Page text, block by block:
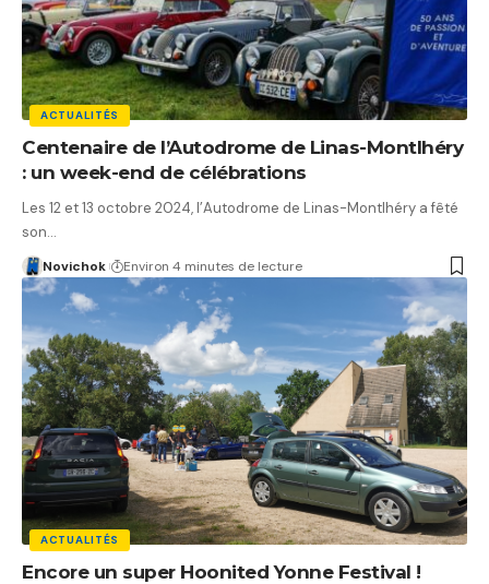
ACTUALITÉS
Centenaire de l’Autodrome de Linas-Montlhéry
: un week-end de célébrations
Les 12 et 13 octobre 2024, l’Autodrome de Linas-Montlhéry a fêté
son…
Novichok Environ 4 minutes de lecture
ACTUALITÉS
Encore un super Hoonited Yonne Festival !